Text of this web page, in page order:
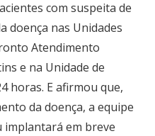
com suspeita de
doença nas Unidades
Atendimento
e na Unidade de
horas. E afirmou que,
da doença, a equipe
implantará em breve